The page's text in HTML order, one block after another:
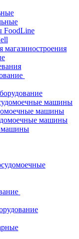
FoodLine
магазиностроения
машины
машины
машины
машины